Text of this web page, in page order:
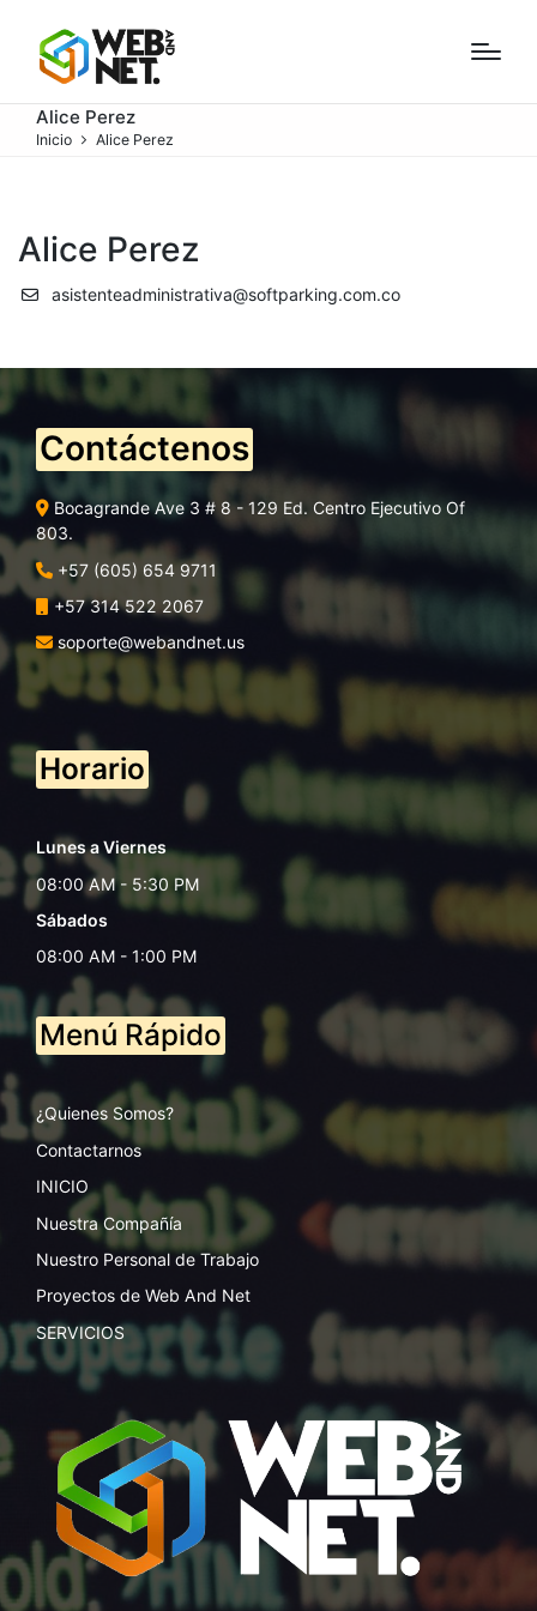
Alice Perez
Inicio Alice Perez
Alice Perez
asistenteadministrativa@softparking.com.co
Contáctenos
Bocagrande Ave 3 # 8 - 129 Ed. Centro Ejecutivo Of
803.
+57 (605) 654 9711
+57 314 522 2067
soporte@webandnet.us
Horario
Lunes a Viernes
08:00 AM - 5:30 PM
Sábados
08:00 AM - 1:00 PM
Menú Rápido
¿Quienes Somos?
Contactarnos
INICIO
Nuestra Compañía
Nuestro Personal de Trabajo
Proyectos de Web And Net
SERVICIOS